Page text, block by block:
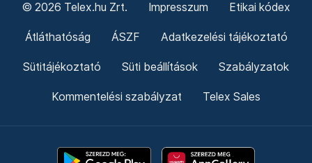
© 2026 Telex.hu Zrt. Impresszum Etikai kódex
Átláthatóság ÁSZF Adatkezelési tájékoztató
Sütitájékoztató Süti beállítások Szabályzatok
Kommentelési szabályzat Telex Sales